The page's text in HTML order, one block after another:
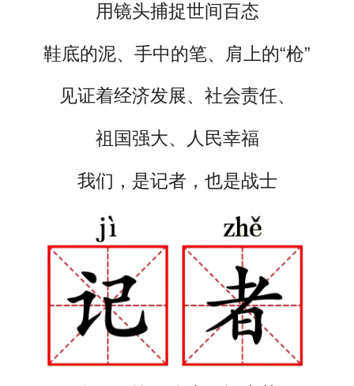
用镜头捕捉世间百态
鞋底的泥、手中的笔、肩上的“枪”
见证着经济发展、社会责任、
祖国强大、人民幸福
我们，是记者，也是战士